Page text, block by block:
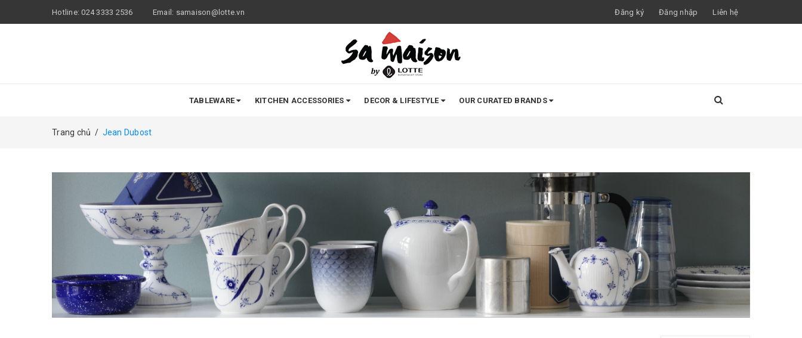
Hotline:024 3333 2536 Email: samaison@lotte.vn Đăng ký Đăng nhập Liên hệ
TABLEWARE KITCHEN ACCESSORIES DECOR & LIFESTYLE OUR CURATED BRANDS
Trang chủ / Jean Dubost